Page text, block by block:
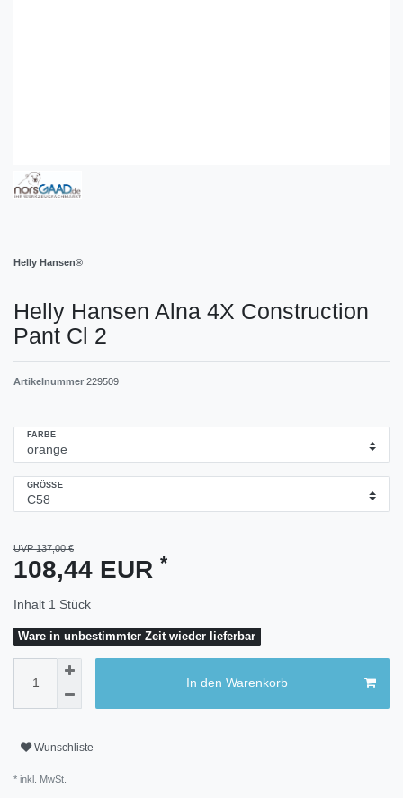
Helly Hansen®
Helly Hansen Alna 4X Construction
Pant Cl 2
Artikelnummer 229509
FARBE
GRÖSSE
UVP 137,00 €
108,44 EUR *
Inhalt 1 Stück
Ware in unbestimmter Zeit wieder lieferbar
In den Warenkorb
Wunschliste
* inkl. MwSt.